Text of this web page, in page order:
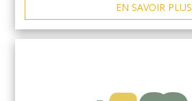
EN SAVOIR PLUS